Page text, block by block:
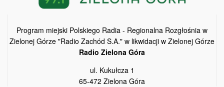
Program miejski Polskiego Radia - Regionalna Rozgłośnia w
Zielonej Górze "Radio Zachód S.A." w likwidacji w Zielonej Górze
Radio Zielona Góra
ul. Kukułcza 1
65-472 Zielona Góra